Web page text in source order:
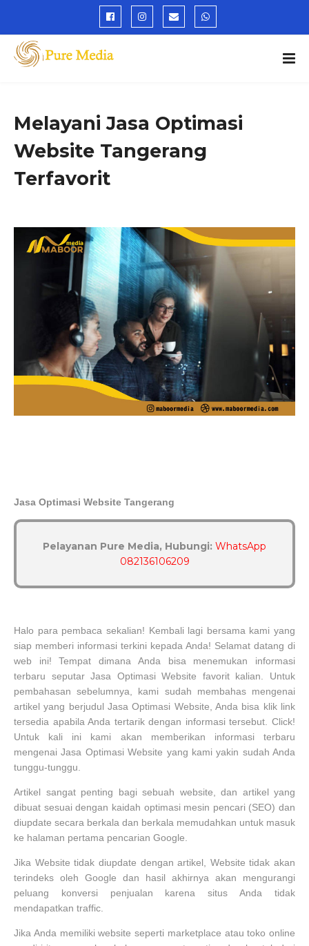
Melayani Jasa Optimasi
Website Tangerang
Terfavorit
Jasa Optimasi Website Tangerang
Pelayanan Pure Media, Hubungi: WhatsApp
082136106209
Halo para pembaca sekalian! Kembali lagi bersama kami yang
siap memberi informasi terkini kepada Anda! Selamat datang di
web ini! Tempat dimana Anda bisa menemukan informasi
terbaru seputar Jasa Optimasi Website favorit kalian. Untuk
pembahasan sebelumnya, kami sudah membahas mengenai
artikel yang berjudul Jasa Optimasi Website, Anda bisa klik link
tersedia apabila Anda tertarik dengan informasi tersebut. Click!
Untuk kali ini kami akan memberikan informasi terbaru
mengenai Jasa Optimasi Website yang kami yakin sudah Anda
tunggu-tunggu.
Artikel sangat penting bagi sebuah website, dan artikel yang
dibuat sesuai dengan kaidah optimasi mesin pencari (SEO) dan
diupdate secara berkala dan berkala memudahkan untuk masuk
ke halaman pertama pencarian Google.
Jika Website tidak diupdate dengan artikel, Website tidak akan
terindeks oleh Google dan hasil akhirnya akan mengurangi
peluang konversi penjualan karena situs Anda tidak
mendapatkan traffic.
Jika Anda memiliki website seperti marketplace atau toko online